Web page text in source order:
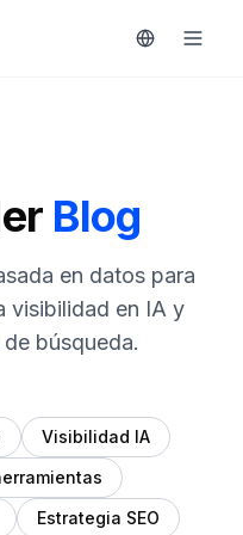
Blog
en datos para
visibilidad en IA y
búsqueda.
Visibilidad IA
Estrategia SEO